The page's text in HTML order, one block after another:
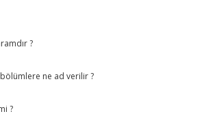
?
ne ad verilir ?
?